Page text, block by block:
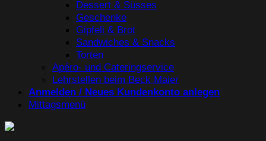
Dessert & Süsses
Geschenke
Gipfeli & Brot
Sandwiches & Snacks
Torten
Apéro- und Cateringservice
Lehrstellen beim Beck Maier
Anmelden / Neues Kundenkonto anlegen
Mittagsmenü